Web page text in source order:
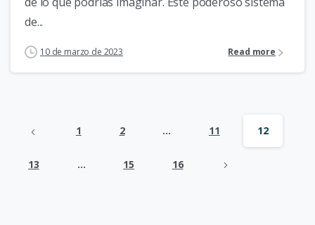
de...
10 de marzo de 2023 Read more
1 2 … 11 12
13 … 15 16